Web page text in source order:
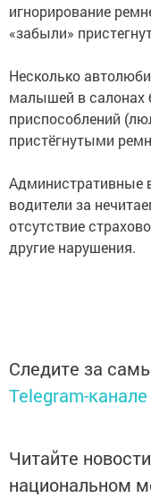
игнорирование
«забыли»
Несколько
малышей в салонах
приспособлений
пристёгнутыми
Административные
водители за
отсутствие
другие нарушения.
Следите за
Telegram-канале
Читайте
национальном